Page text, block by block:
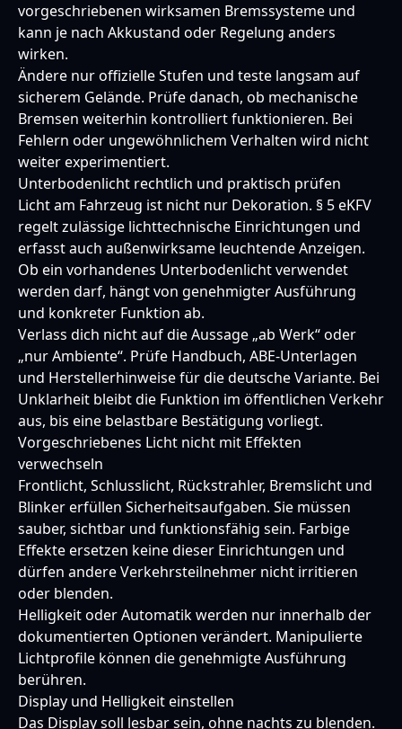
vorgeschriebenen wirksamen Bremssysteme und
kann je nach Akkustand oder Regelung anders
wirken.
Ändere nur offizielle Stufen und teste langsam auf
sicherem Gelände. Prüfe danach, ob mechanische
Bremsen weiterhin kontrolliert funktionieren. Bei
Fehlern oder ungewöhnlichem Verhalten wird nicht
weiter experimentiert.
Unterbodenlicht rechtlich und praktisch prüfen
Licht am Fahrzeug ist nicht nur Dekoration. § 5 eKFV
regelt zulässige lichttechnische Einrichtungen und
erfasst auch außenwirksame leuchtende Anzeigen.
Ob ein vorhandenes Unterbodenlicht verwendet
werden darf, hängt von genehmigter Ausführung
und konkreter Funktion ab.
Verlass dich nicht auf die Aussage „ab Werk“ oder
„nur Ambiente“. Prüfe Handbuch, ABE-Unterlagen
und Herstellerhinweise für die deutsche Variante. Bei
Unklarheit bleibt die Funktion im öffentlichen Verkehr
aus, bis eine belastbare Bestätigung vorliegt.
Vorgeschriebenes Licht nicht mit Effekten
verwechseln
Frontlicht, Schlusslicht, Rückstrahler, Bremslicht und
Blinker erfüllen Sicherheitsaufgaben. Sie müssen
sauber, sichtbar und funktionsfähig sein. Farbige
Effekte ersetzen keine dieser Einrichtungen und
dürfen andere Verkehrsteilnehmer nicht irritieren
oder blenden.
Helligkeit oder Automatik werden nur innerhalb der
dokumentierten Optionen verändert. Manipulierte
Lichtprofile können die genehmigte Ausführung
berühren.
Display und Helligkeit einstellen
Das Display soll lesbar sein, ohne nachts zu blenden.